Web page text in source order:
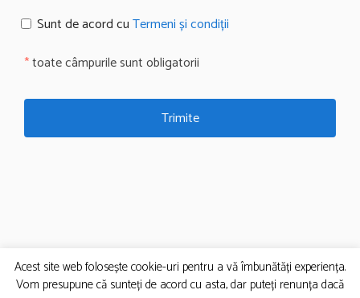
Sunt de acord cuTermeni și condiții
*toate câmpurile sunt obligatorii
Acest site web folosește cookie-uri pentru a vă îmbunătăți experiența.
Vom presupune că sunteți de acord cu asta, dar puteți renunța dacă